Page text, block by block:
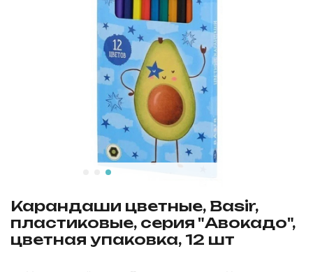
Карандаши цветные, Basir,
пластиковые, серия "Авокадо",
цветная упаковка, 12 шт